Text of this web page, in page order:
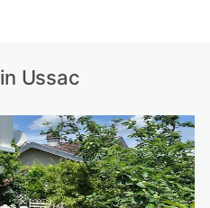
Ussac